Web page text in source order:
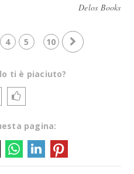
Delos Books
4 5 10
ti è piaciuto?
pagina: